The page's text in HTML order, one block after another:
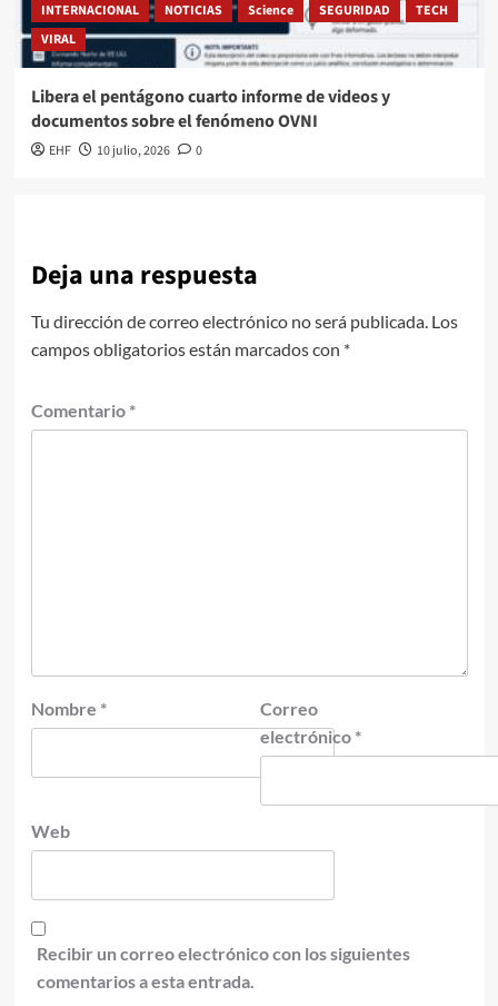
INTERNACIONAL NOTICIAS Science SEGURIDAD
TECH
VIRAL
Libera el pentágono cuarto informe de videos y
documentos sobre el fenómeno OVNI
EHF 10 julio, 2026 0
Deja una respuesta
Tu dirección de correo electrónico no será publicada. Los
campos obligatorios están marcados con *
Comentario *
Nombre *
Correo
electrónico *
Web
Recibir un correo electrónico con los siguientes
comentarios a esta entrada.